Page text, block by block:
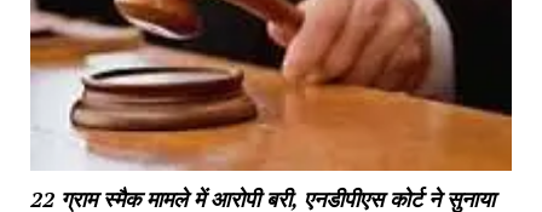
22 ग्राम स्मैक मामले में आरोपी बरी, एनडीपीएस कोर्ट ने सुनाया